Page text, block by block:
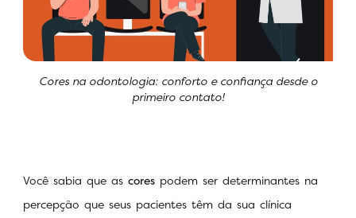
Cores na odontologia: conforto e confiança desde o
primeiro contato!
Você sabia que as cores podem ser determinantes na
percepção que seus pacientes têm da sua clínica